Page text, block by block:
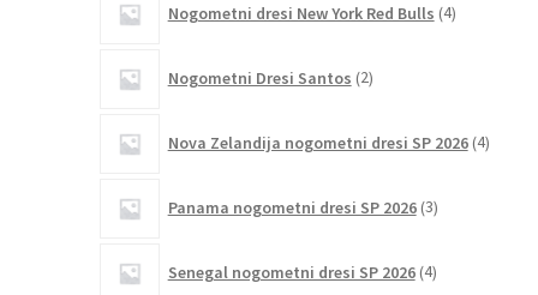
Nogometni dresi New York Red Bulls 4izdelki
Nogometni Dresi Santos 2izdelka
Nova Zelandija nogometni dresi SP 2026 4izdelki
Panama nogometni dresi SP 2026 3izdelki
Senegal nogometni dresi SP 2026 4izdelki